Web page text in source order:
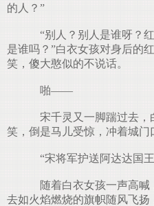
的人？”
“别人？别人是谁呀？
是谁吗？”白衣女孩对身后的
笑，傻大憨似的不说话。
啪——
宋千灵又一脚踹过去，
笑，倒是马儿受惊，冲着城门
“宋将军护送阿达达国
随着白衣女孩一声高喊
去如火焰燃烧的旗帜随风飞扬